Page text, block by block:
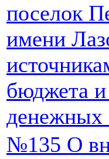
поселок
имени
бюджета
денежных
№135 О